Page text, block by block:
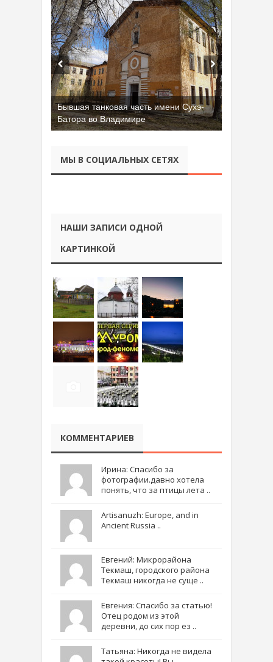
Бывшая танковая часть имени Сухэ-
Батора во Владимире
МЫ В СОЦИАЛЬНЫХ СЕТЯХ
НАШИ ЗАПИСИ ОДНОЙ
КАРТИНКОЙ
КОММЕНТАРИЕВ
Ирина: Спасибо за
фотографии.давно хотела
понять, что за птицы лета ..
Artisanuzh: Europe, and in
Ancient Russia ..
Евгений: Микрорайона
Текмаш, городского района
Текмаш никогда не суще ..
Евгения: Спасибо за статью!
Отец родом из этой
деревни, до сих пор ез ..
Татьяна: Никогда не видела